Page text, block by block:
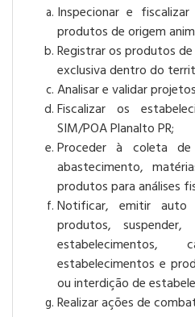
Inspecionar e
produtos de origem
Registrar os produtos
exclusiva dentro do
Analisar e validar
Fiscalizar os
SIM/POA Planalto PR;
Proceder à coleta
abastecimento,
produtos para análises
Notificar, emitir auto
produtos,
estabelecimentos e
ou interdição de
Realizar ações de